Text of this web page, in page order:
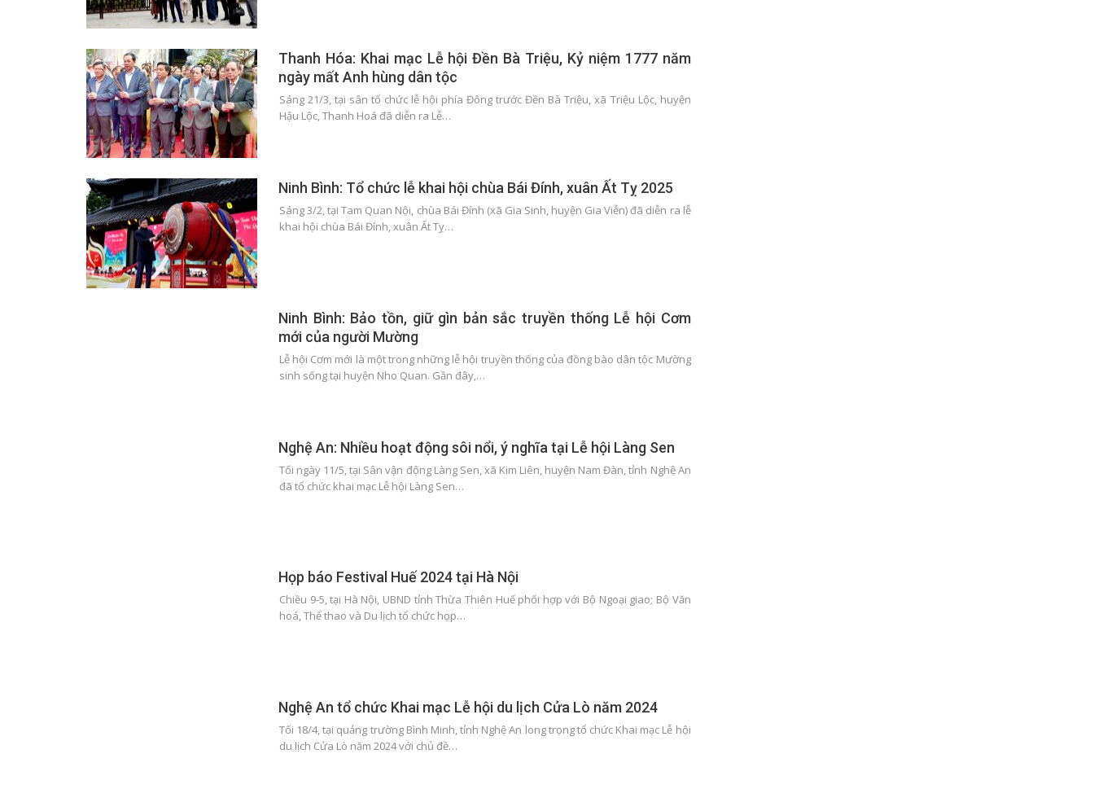
Thanh Hóa: Khai mạc Lễ hội Đền Bà Triệu, Kỷ niệm 1777 năm
ngày mất Anh hùng dân tộc
Sáng 21/3, tại sân tổ chức lễ hội phía Đông trước Đền Bà Triệu, xã Triệu Lộc, huyện
Hậu Lộc, Thanh Hoá đã diễn ra Lễ…
Ninh Bình: Tổ chức lễ khai hội chùa Bái Đính, xuân Ất Tỵ 2025
Sáng 3/2, tại Tam Quan Nội, chùa Bái Đính (xã Gia Sinh, huyện Gia Viễn) đã diễn ra lễ
khai hội chùa Bái Đính, xuân Ất Tỵ…
Ninh Bình: Bảo tồn, giữ gìn bản sắc truyền thống Lễ hội Cơm
mới của người Mường
Lễ hội Cơm mới là một trong những lễ hội truyền thống của đồng bào dân tộc Mường
sinh sống tại huyện Nho Quan. Gần đây,…
Nghệ An: Nhiều hoạt động sôi nổi, ý nghĩa tại Lễ hội Làng Sen
Tối ngày 11/5, tại Sân vận động Làng Sen, xã Kim Liên, huyện Nam Đàn, tỉnh Nghệ An
đã tổ chức khai mạc Lễ hội Làng Sen…
Họp báo Festival Huế 2024 tại Hà Nội
Chiều 9-5, tại Hà Nội, UBND tỉnh Thừa Thiên Huế phối hợp với Bộ Ngoại giao; Bộ Văn
hoá, Thể thao và Du lịch tổ chức họp…
Nghệ An tổ chức Khai mạc Lễ hội du lịch Cửa Lò năm 2024
Tối 18/4, tại quảng trường Bình Minh, tỉnh Nghệ An long trọng tổ chức Khai mạc Lễ hội
du lịch Cửa Lò năm 2024 với chủ đề…